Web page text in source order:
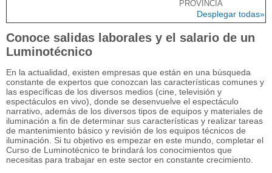
PROVINCIA
Desplegar todas»
Conoce salidas laborales y el salario de un
Luminotécnico
En la actualidad, existen empresas que están en una búsqueda
constante de expertos que conozcan las características comunes y
las específicas de los diversos medios (cine, televisión y
espectáculos en vivo), donde se desenvuelve el espectáculo
narrativo, además de los diversos tipos de equipos y materiales de
iluminación a fin de determinar sus características y realizar tareas
de mantenimiento básico y revisión de los equipos técnicos de
iluminación. Si tu objetivo es empezar en este mundo, completar el
Curso de Luminotécnico te brindará los conocimientos que
necesitas para trabajar en este sector en constante crecimiento.